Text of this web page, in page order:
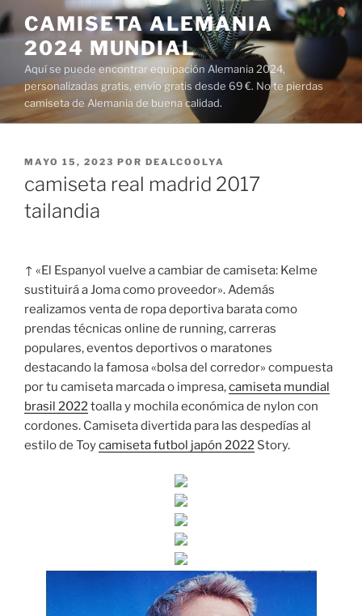
Saltar
al
contenido
CAMISETA ALEMANIA
2024 MUNDIAL
Aquí se puede encontrar equipación Alemania 2024,
personalizadas gratis, envío gratis desde 69 €. No te pierdas
camiseta de Alemania de buena calidad.
PUBLICADO
MAYO 15, 2023 POR DEALCOOLYA
camiseta real madrid 2017
tailandia
↑ «El Espanyol vuelve a cambiar de camiseta: Kelme
sustituirá a Joma como proveedor». Además
realizamos venta de ropa deportiva barata como
prendas técnicas online de running, carreras
populares, eventos deportivos o maratones
destacando la famosa «bolsa del corredor» compuesta
por tu camiseta marcada o impresa,camiseta mundial
brasil 2022toalla y mochila económica de nylon con
cordones. Camiseta divertida para las despedías al
estilo de Toycamiseta futbol japón 2022 Story.